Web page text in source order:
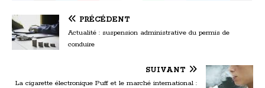
PRÉCÉDENT
Actualité : suspension administrative du permis de
conduire
SUIVANT
La cigarette électronique Puff et le marché international :